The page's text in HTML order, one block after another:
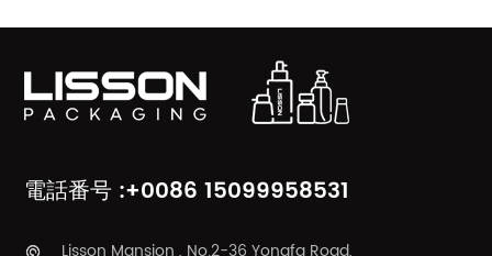
電話番号 :+0086 15099958531